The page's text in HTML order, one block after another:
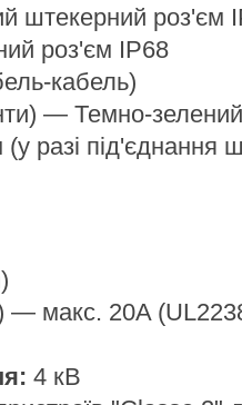
штекерний роз'єм
роз'єм IP68
кабель)
— Темно-
разі під'єднання
— макс. 20A
4 кВ